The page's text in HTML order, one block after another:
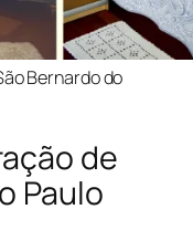
Bernardo do
de
Paulo